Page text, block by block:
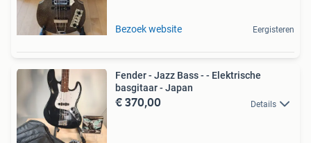
Bezoek website Eergisteren
Fender - Jazz Bass - - Elektrische
basgitaar - Japan
€ 370,00 Details